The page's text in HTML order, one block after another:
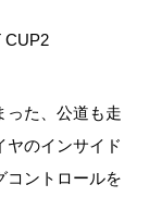
CUP2
った、公道も走
ヤのインサイド
コントロールを